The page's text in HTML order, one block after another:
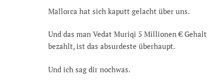
Mallorca hat sich kaputt gelacht über uns.
Und das man Vedat Muriqi 5 Millionen € Gehalt
bezahlt, ist das absurdeste überhaupt.
Und ich sag dir nochwas.